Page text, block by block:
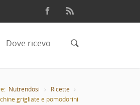
Dove ricevo
Nutrendosi
Ricette
grigliate e pomodorini